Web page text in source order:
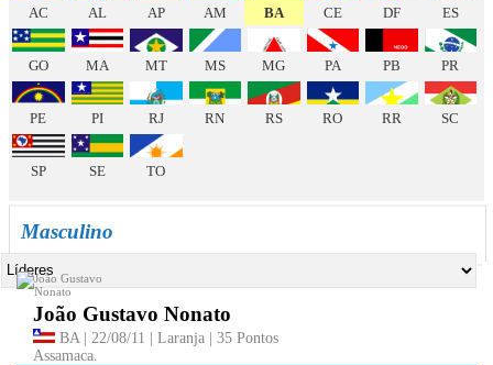
AC AL AP AM BA CE DF ES
GO MA MT MS MG PA PB PR
PE PI RJ RN RS RO RR SC
SP SE TO
Masculino
João Gustavo Nonato
BA | 22/08/11 | Laranja | 35 Pontos
Assamaca.